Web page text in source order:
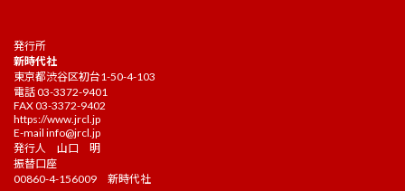
発行所
新時代社
東京都渋谷区初台1-50-4-103
電話 03-3372-9401
FAX 03-3372-9402
https://www.jrcl.jp
E-mail info@jrcl.jp
発行人 山口 明
振替口座
00860-4-156009 新時代社